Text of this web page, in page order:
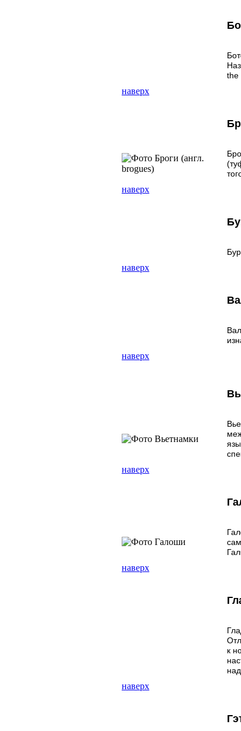
the
наверх
наверх
наверх
наверх
наверх
наверх
к
наверх